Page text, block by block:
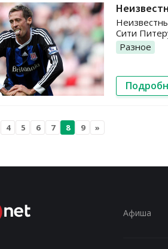
Сити
Разное
4 5 6 7 8 9 »
Афиша